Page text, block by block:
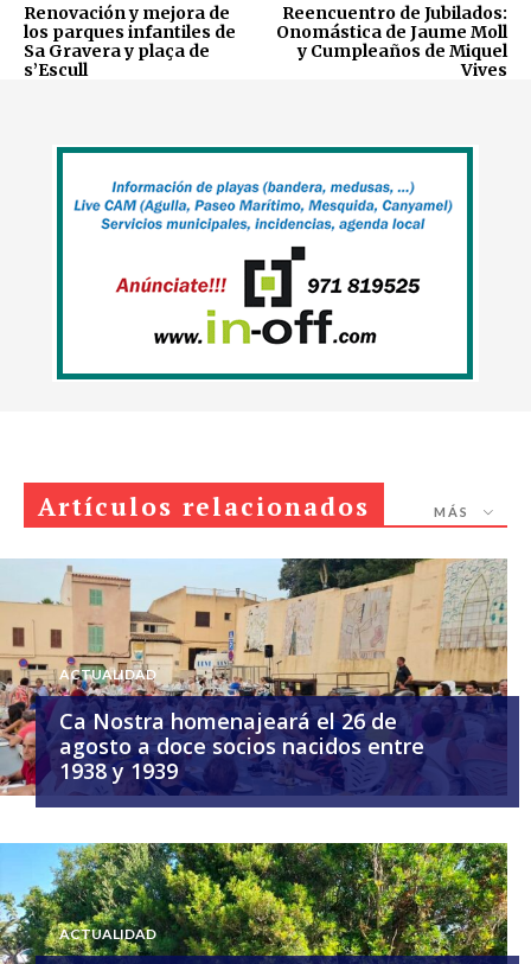
Renovación y mejora de
los parques infantiles de
Sa Gravera y plaça de
s’Escull
Reencuentro de Jubilados:
Onomástica de Jaume Moll
y Cumpleaños de Miquel
Vives
Artículos relacionados MÁS
ACTUALIDAD
Ca Nostra homenajeará el 26 de
agosto a doce socios nacidos entre
1938 y 1939
ACTUALIDAD